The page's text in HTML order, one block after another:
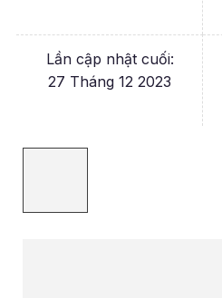
Lần cập nhật cuối:
27 Tháng 12 2023